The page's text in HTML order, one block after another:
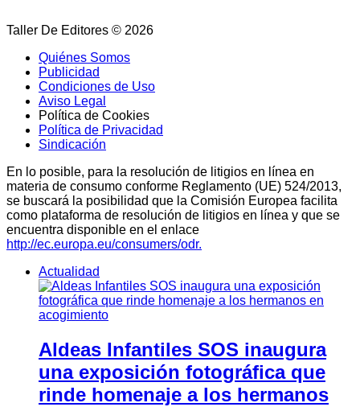
Taller De Editores © 2026
Quiénes Somos
Publicidad
Condiciones de Uso
Aviso Legal
Política de Cookies
Política de Privacidad
Sindicación
En lo posible, para la resolución de litigios en línea en
materia de consumo conforme Reglamento (UE) 524/2013,
se buscará la posibilidad que la Comisión Europea facilita
como plataforma de resolución de litigios en línea y que se
encuentra disponible en el enlace
http://ec.europa.eu/consumers/odr.
Actualidad
Aldeas Infantiles SOS inaugura
una exposición fotográfica que
rinde homenaje a los hermanos